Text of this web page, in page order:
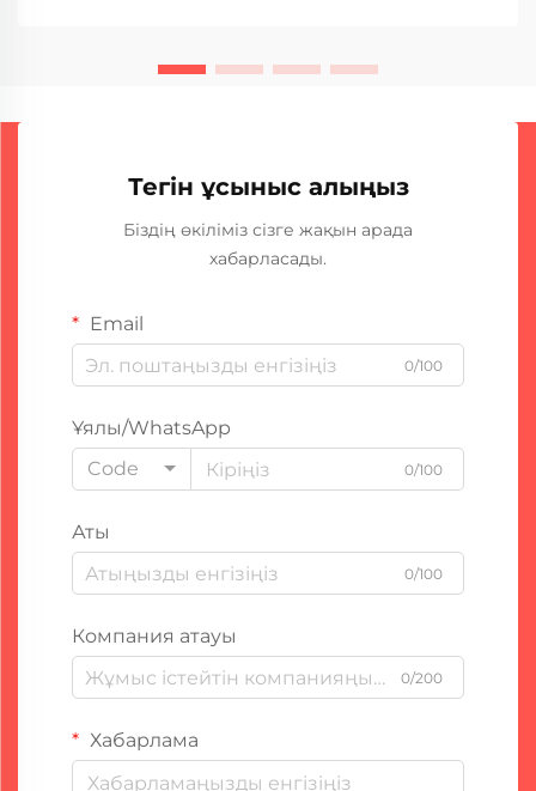
Тегін ұсыныс алыңыз
Біздің өкіліміз сізге жақын арада
хабарласады.
Email
0/100
Ұялы/WhatsApp
Code
0/100
Аты
0/100
Компания атауы
0/200
Хабарлама